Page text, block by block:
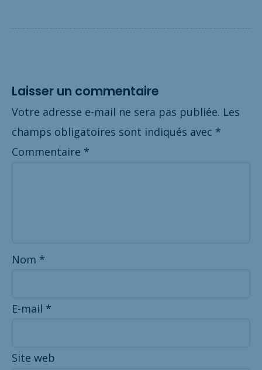
Laisser un commentaire
Votre adresse e-mail ne sera pas publiée. Les
champs obligatoires sont indiqués avec *
Commentaire *
Nom *
E-mail *
Site web